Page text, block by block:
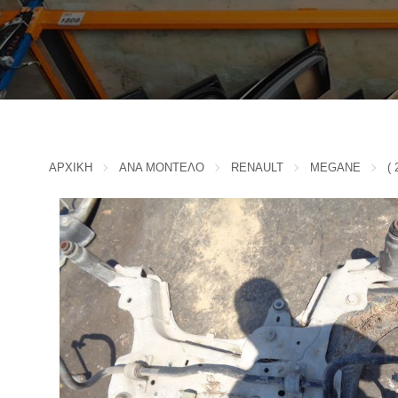
CADILLAC
CHERY
CHEVROLET - DAEWOO
CITROEN
DACIA
DAIHATSU
DODGE
FERRARI
FIAT
IVECO
J
JAC MOTORS
K
KIA
L
LADA
LANCIA
LANDROVER
LEXUS
ΑΡΧΙΚΗ ΑΝΑ ΜΟΝΤΕΛΟ RENAULT MEGANE (